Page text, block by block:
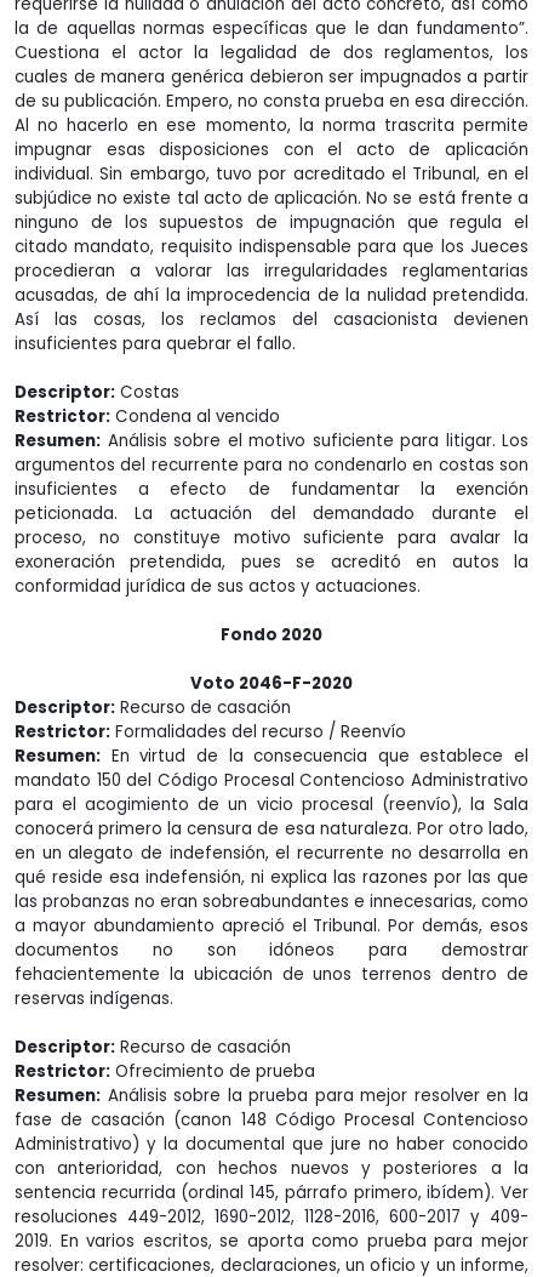
la de aquellas normas específicas que le dan fundamento”.
Cuestiona el actor la legalidad de dos reglamentos, los
cuales de manera genérica debieron ser impugnados a partir
de su publicación. Empero, no consta prueba en esa dirección.
Al no hacerlo en ese momento, la norma trascrita permite
impugnar esas disposiciones con el acto de aplicación
individual. Sin embargo, tuvo por acreditado el Tribunal, en el
subjúdice no existe tal acto de aplicación. No se está frente a
ninguno de los supuestos de impugnación que regula el
citado mandato, requisito indispensable para que los Jueces
procedieran a valorar las irregularidades reglamentarias
acusadas, de ahí la improcedencia de la nulidad pretendida.
Así las cosas, los reclamos del casacionista devienen
insuficientes para quebrar el fallo.
Descriptor: Costas
Restrictor: Condena al vencido
Resumen: Análisis sobre el motivo suficiente para litigar. Los
argumentos del recurrente para no condenarlo en costas son
insuficientes a efecto de fundamentar la exención
peticionada. La actuación del demandado durante el
proceso, no constituye motivo suficiente para avalar la
exoneración pretendida, pues se acreditó en autos la
conformidad jurídica de sus actos y actuaciones.
Fondo 2020
Voto 2046-F-2020
Descriptor: Recurso de casación
Restrictor: Formalidades del recurso / Reenvío
Resumen: En virtud de la consecuencia que establece el
mandato 150 del Código Procesal Contencioso Administrativo
para el acogimiento de un vicio procesal (reenvío), la Sala
conocerá primero la censura de esa naturaleza. Por otro lado,
en un alegato de indefensión, el recurrente no desarrolla en
qué reside esa indefensión, ni explica las razones por las que
las probanzas no eran sobreabundantes e innecesarias, como
a mayor abundamiento apreció el Tribunal. Por demás, esos
documentos no son idóneos para demostrar
fehacientemente la ubicación de unos terrenos dentro de
reservas indígenas.
Descriptor: Recurso de casación
Restrictor: Ofrecimiento de prueba
Resumen: Análisis sobre la prueba para mejor resolver en la
fase de casación (canon 148 Código Procesal Contencioso
Administrativo) y la documental que jure no haber conocido
con anterioridad, con hechos nuevos y posteriores a la
sentencia recurrida (ordinal 145, párrafo primero, ibídem). Ver
resoluciones 449-2012, 1690-2012, 1128-2016, 600-2017 y 409-
2019. En varios escritos, se aporta como prueba para mejor
resolver: certificaciones, declaraciones, un oficio y un informe,